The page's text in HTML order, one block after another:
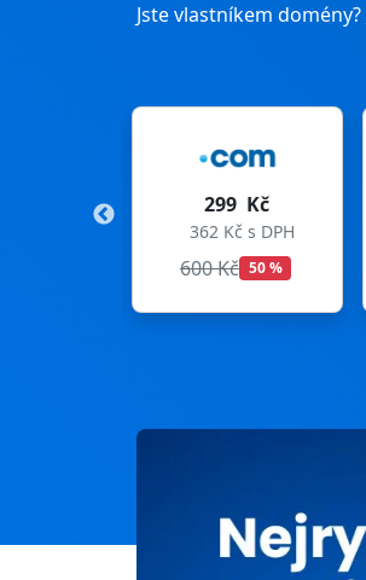
Jste vlastníkem domény?
99 Kč
120 Kč s DPH
169 Kč 41 %